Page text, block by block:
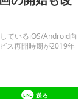
ているiOS/Android向
ス再開時期が2019年
送る